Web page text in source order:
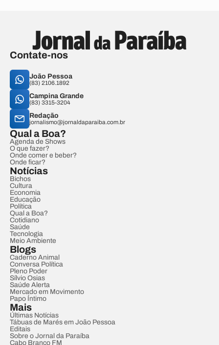
Contate-nos
João Pessoa
(83) 2106.1892
Campina Grande
(83) 3315-3204
Redação
jornalismo@jornaldaparaiba.com.br
Qual a Boa?
Agenda de Shows
O que fazer?
Onde comer e beber?
Onde ficar?
Notícias
Bichos
Cultura
Economia
Educação
Política
Qual a Boa?
Cotidiano
Saúde
Tecnologia
Meio Ambiente
Blogs
Caderno Animal
Conversa Política
Pleno Poder
Sílvio Osias
Saúde Alerta
Mercado em Movimento
Papo Íntimo
Mais
Últimas Notícias
Tábuas de Marés em João Pessoa
Editais
Sobre o Jornal da Paraíba
Cabo Branco FM